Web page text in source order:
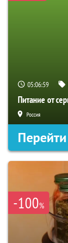
05:06:58
Питание от
Россия
Перейти
-100%